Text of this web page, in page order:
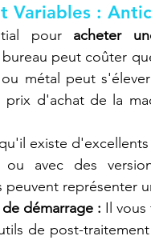
Variables :
pour acheter
peut coûter
métal peut
d'achat de la
existe
ou avec des
peuvent représenter
démarrage : Il
de post-